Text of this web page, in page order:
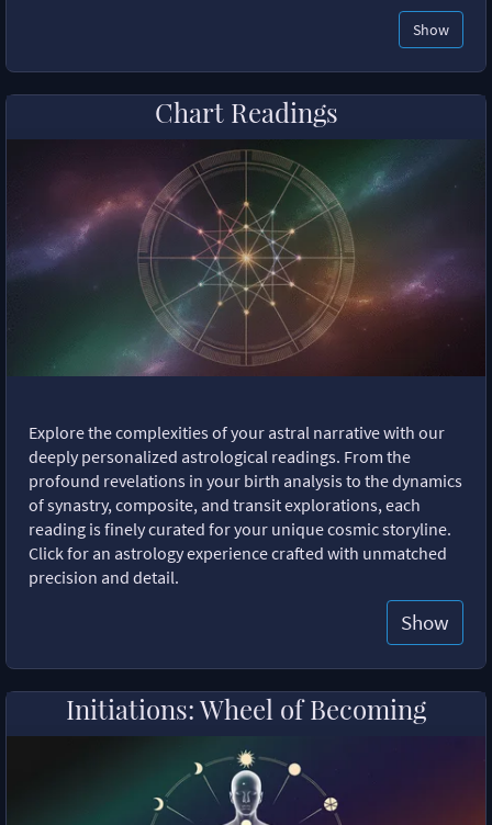
Show
Chart Readings
Explore the complexities of your astral narrative with our
deeply personalized astrological readings. From the
profound revelations in your birth analysis to the dynamics
of synastry, composite, and transit explorations, each
reading is finely curated for your unique cosmic storyline.
Click for an astrology experience crafted with unmatched
precision and detail.
Show
Initiations: Wheel of Becoming